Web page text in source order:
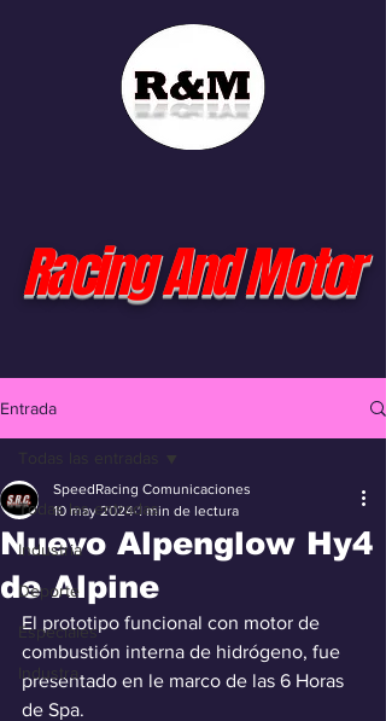
Racing And Motor
Entrada
Todas las entradas
Industria
Deporte
Especiales
Industra
Todas las entradas
Nuevo Alpenglow Hy4
de Alpine
SpeedRacing Comunicaciones
10 may 2024 1 min de lectura
El prototipo funcional con motor de
combustión interna de hidrógeno, fue
presentado en le marco de las 6 Horas
de Spa.